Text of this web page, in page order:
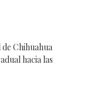
Chihuahua
hacia las